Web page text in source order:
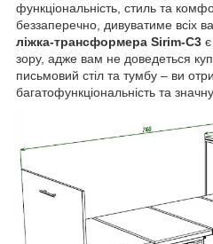
функціональність, стиль та
беззаперечно, дивуватиме всіх
ліжка-трансформера Sirim-C3
зору, адже вам не доведеться
письмовий стіл та тумбу – ви
багатофункціональність та